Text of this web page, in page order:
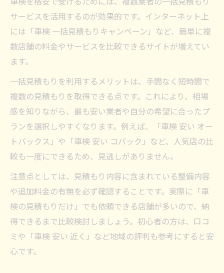
一括見積もり活用で車検費用を抑える方法
車検安いランキング利用のメリットとは
見積もりだけでも役立つ車検情報の集め方
格安車検を叶える最新コスト削減術紹介
車検費用を抑えるための裏技と注意点
ネット一括見積もりで車検費用を節約
格安車検のために知っておくべき情報
車検安い店舗の選び方と実践例まとめ
サービスを活用するのが効果的です。インターネット上
には「車検 一括見積もりキャンペーン」など、簡単に複
数店舗の料金やサービスを比較できるサイトが増えてい
ます。
一括見積もりを利用するメリットは、手間なく短時間で
複数の見積もりを取得できる点です。これにより、相場
感を知りながら、最も安い業者や自分の希望に合ったプ
ランを選択しやすくなります。例えば、「車検 安い オー
トバックス」や「車検 安い コバック」など、人気店の比
較も一度にできるため、見逃しがありません。
注意点としては、見積もり内容に含まれている整備内容
や追加料金の有無を必ず確認することです。実際に「車
検の見積もりだけ」でも依頼できる店舗が多いので、納
得できるまで比較検討しましょう。初心者の方は、口コ
ミや「車検 安い 近く」など地域の評判も参考にすると安
心です。